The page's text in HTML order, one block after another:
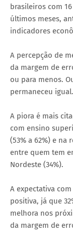
brasileiros com
últimos meses,
indicadores
A percepção de
da margem de
ou para menos.
permaneceu
A piora é mais
com ensino
(53% a 62%) e na
entre quem tem
Nordeste (34%).
A expectativa
positiva, já que
melhora nos
da margem de